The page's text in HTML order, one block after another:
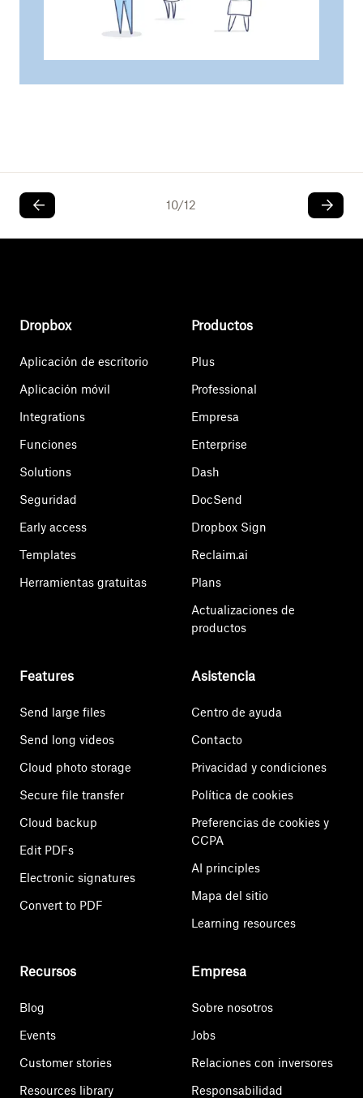
10/12
Dropbox
Aplicación de escritorio
Aplicación móvil
Integrations
Funciones
Solutions
Seguridad
Early access
Templates
Herramientas gratuitas
Productos
Plus
Professional
Empresa
Enterprise
Dash
DocSend
Dropbox Sign
Reclaim.ai
Plans
Actualizaciones de
productos
Features
Send large files
Send long videos
Cloud photo storage
Secure file transfer
Cloud backup
Edit PDFs
Electronic signatures
Convert to PDF
Asistencia
Centro de ayuda
Contacto
Privacidad y condiciones
Política de cookies
Preferencias de cookies y
CCPA
AI principles
Mapa del sitio
Learning resources
Recursos
Blog
Events
Customer stories
Resources library
Empresa
Sobre nosotros
Jobs
Relaciones con inversores
Responsabilidad